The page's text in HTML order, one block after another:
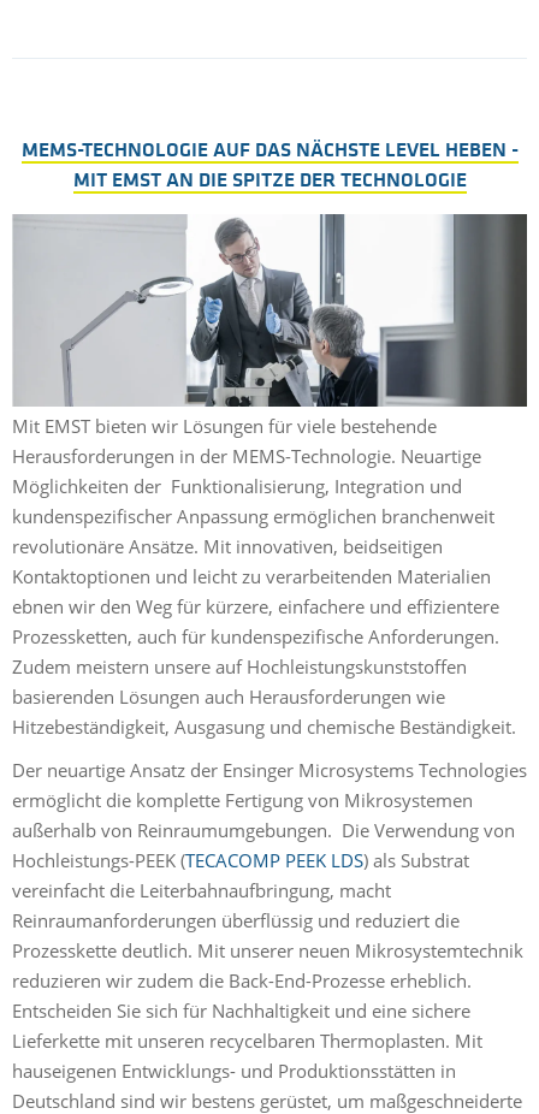
MEMS-TECHNOLOGIE AUF DAS NÄCHSTE LEVEL HEBEN -
MIT EMST AN DIE SPITZE DER TECHNOLOGIE
Mit EMST bieten wir Lösungen für viele bestehende
Herausforderungen in der MEMS-Technologie. Neuartige
Möglichkeiten der Funktionalisierung, Integration und
kundenspezifischer Anpassung ermöglichen branchenweit
revolutionäre Ansätze. Mit innovativen, beidseitigen
Kontaktoptionen und leicht zu verarbeitenden Materialien
ebnen wir den Weg für kürzere, einfachere und effizientere
Prozessketten, auch für kundenspezifische Anforderungen.
Zudem meistern unsere auf Hochleistungskunststoffen
basierenden Lösungen auch Herausforderungen wie
Hitzebeständigkeit, Ausgasung und chemische Beständigkeit.
Der neuartige Ansatz der Ensinger Microsystems Technologies
ermöglicht die komplette Fertigung von Mikrosystemen
außerhalb von Reinraumumgebungen. Die Verwendung von
Hochleistungs-PEEK (TECACOMP PEEK LDS) als Substrat
vereinfacht die Leiterbahnaufbringung, macht
Reinraumanforderungen überflüssig und reduziert die
Prozesskette deutlich. Mit unserer neuen Mikrosystemtechnik
reduzieren wir zudem die Back-End-Prozesse erheblich.
Entscheiden Sie sich für Nachhaltigkeit und eine sichere
Lieferkette mit unseren recycelbaren Thermoplasten. Mit
hauseigenen Entwicklungs- und Produktionsstätten in
Deutschland sind wir bestens gerüstet, um maßgeschneiderte